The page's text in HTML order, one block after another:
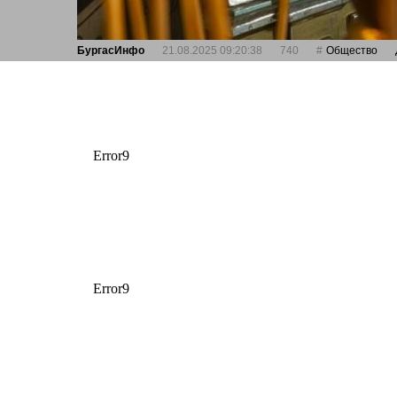
БургасИнфо 21.08.2025 09:20:38 740 Общество